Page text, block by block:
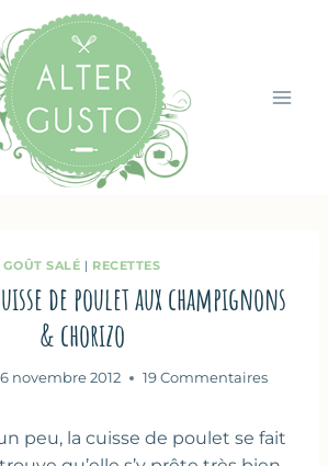
GOÛT SALÉ | RECETTES
de poulet aux champignons
& chorizo
novembre 2012 19 Commentaires
peu, la cuisse de poulet se fait